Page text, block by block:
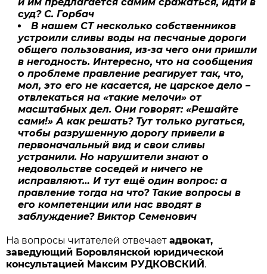
суд? С. Горбач
В нашем СТ несколько собственников
устроили сливы воды на песчаные дороги
общего пользования, из-за чего они пришли
в негодность. Интересно, что на сообщения
о проблеме правление реагирует так, что,
мол, это его не касается, не царское дело –
отвлекаться на «такие мелочи» от
масштабных дел. Они говорят: «Решайте
сами!» А как решать? Тут только ругаться,
чтобы разрушенную дорогу привели в
первоначальный вид и свои сливы
устранили. Но нарушители знают о
недовольстве соседей и ничего не
исправляют… И тут ещё один вопрос: а
правление тогда на что? Такие вопросы в
его компетенции или нас вводят в
заблуждение? Виктор Семенович
На вопросы читателей отвечаетадвокат,
заведующий Боровлянской юридической
консультацией Максим РУДКОВСКИЙ .